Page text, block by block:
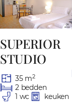
SUPERIOR
STUDIO
35 m2
2 bedden
1 wc
keuken